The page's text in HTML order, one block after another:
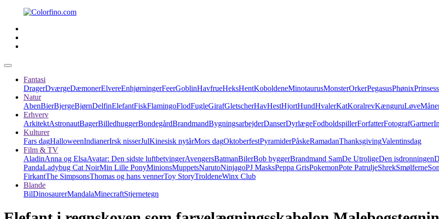
Fantasi
DragerDværgeDæmonerElvereEnhjørningerFeerGoblinHavfrueHeksHentKoboldeneMinotaurusMonsterOrkerPegasusPhønix
Natur
AbenBierBjergeBjørnDelfinElefantFiskFlamingoFlodFugleGirafGletscherHavHestHjortHundHvalerKatKoralrevKænguruLøve
Erhverv
ArkitektAstronautBagerBilledhuggerBondegårdBrandmandBygningsarbejderDanserDyrlægeFodboldspillerForfatterFotografGartner
Kulturer
Fars dagHalloweenIndianerIrsk nisserJulKinesisk nytårMors dagOktoberfestPyramiderPåskeRamadanThanksgivingValentinsdag
Film & TV
AladinAnna og ElsaAvatar: Den sidste luftbetvingerAvengersBatmanBilerBob byggerBrandmand SamDe UtroligeDen isdronningen
PandaLadybug Cat NoirMin Lille PonyMinionsMuppetsNarutoNinjagoPJ MasksPeppa GrisPokemonPote PatruljeShrekSmølferne
FirkantThe SimpsonsThomas og hans vennerToy StoryTroldeneWinx Club
Blande
BilDinosaurerMandalaMinecraftStjernetegn